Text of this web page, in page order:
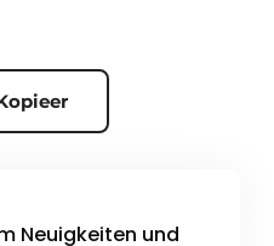
Neuigkeiten und